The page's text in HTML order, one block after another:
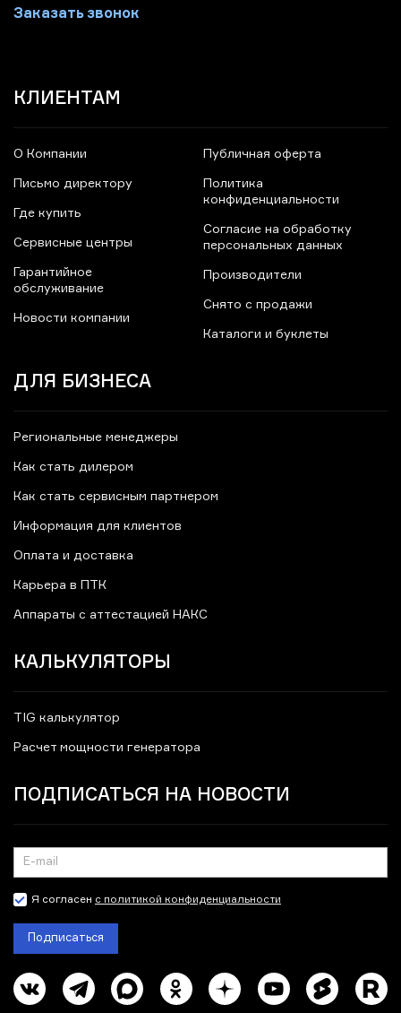
Заказать звонок
КЛИЕНТАМ
О Компании
Письмо директору
Где купить
Сервисные центры
Гарантийное
обслуживание
Новости компании
Публичная оферта
Политика
конфиденциальности
Согласие на обработку
персональных данных
Производители
Снято с продажи
Каталоги и буклеты
ДЛЯ БИЗНЕСА
Региональные менеджеры
Как стать дилером
Как стать сервисным партнером
Информация для клиентов
Оплата и доставка
Карьера в ПТК
Аппараты с аттестацией НАКС
КАЛЬКУЛЯТОРЫ
TIG калькулятор
Расчет мощности генератора
ПОДПИСАТЬСЯ НА НОВОСТИ
Я согласен с политикой конфиденциальности
Подписаться